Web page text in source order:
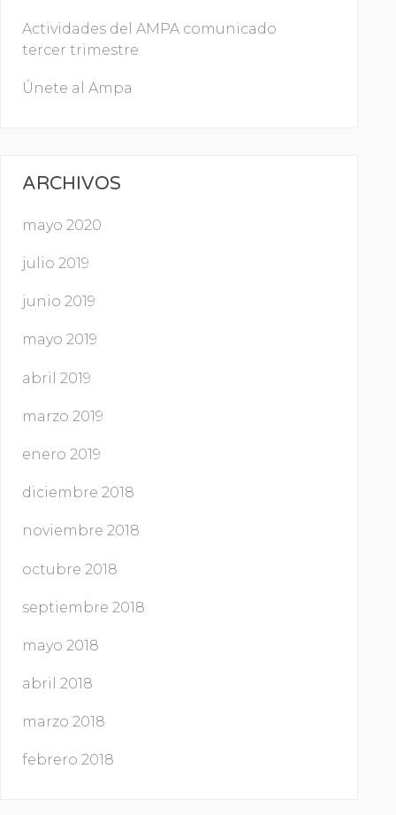
Actividades del AMPA comunicado
tercer trimestre
Únete al Ampa
ARCHIVOS
mayo 2020
julio 2019
junio 2019
mayo 2019
abril 2019
marzo 2019
enero 2019
diciembre 2018
noviembre 2018
octubre 2018
septiembre 2018
mayo 2018
abril 2018
marzo 2018
febrero 2018